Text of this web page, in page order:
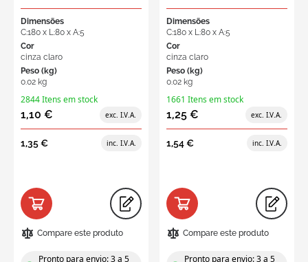
Dimensões
C:180 x L:80 x A:5
Cor
cinza claro
Peso (kg)
0.02 kg
2844 Itens em stock
1,10 €
1,35 €
Compare este produto
Pronto para envio: 3 a 5
Dimensões
C:180 x L:80 x A:5
Cor
cinza claro
Peso (kg)
0.02 kg
1661 Itens em stock
1,25 €
1,54 €
Compare este produto
Pronto para envio: 3 a 5